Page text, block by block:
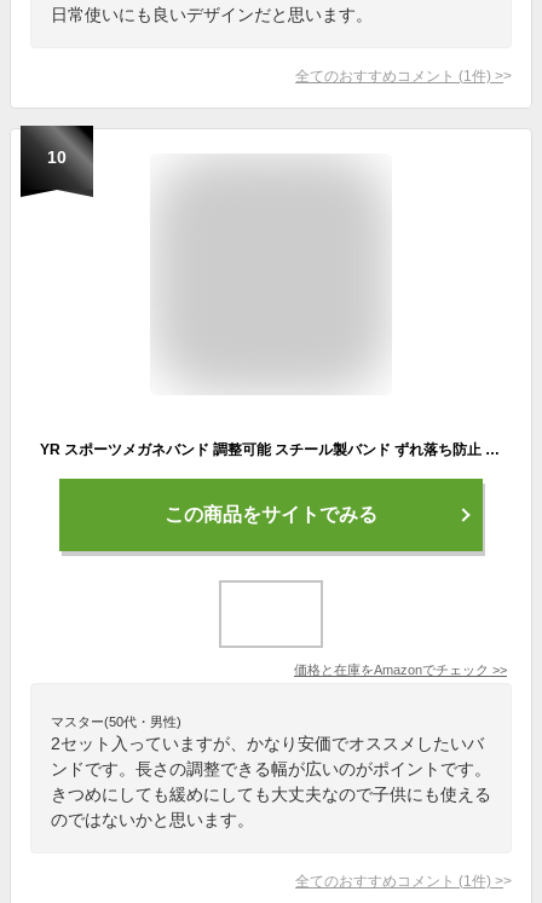
日常使いにも良いデザインだと思います。
全てのおすすめコメント (1 件) >
10
YR スポーツメガネバンド 調整可能 スチール製バンド ずれ落ち防止 軽量 防水 スポーツ眼鏡ストラップセット ほとんどのメガネ用 男女兼用 2枚セット
この商品をサイトでみる
価格と在庫をAmazonでチェック >>
マスター(50代・男性)
2セット入っていますが、かなり安価でオススメしたいバ
ンドです。長さの調整できる幅が広いのがポイントです。
きつめにしても緩めにしても大丈夫なので子供にも使える
のではないかと思います。
全てのおすすめコメント (1 件) >